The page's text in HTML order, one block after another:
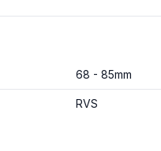
68 - 85mm
RVS